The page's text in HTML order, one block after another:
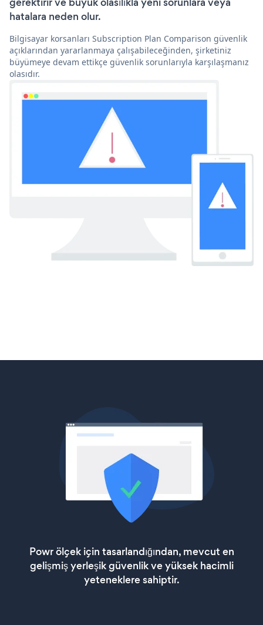
hatalara neden olur.
Bilgisayar korsanları Subscription Plan Comparison güvenlik
açıklarından yararlanmaya çalışabileceğinden, şirketiniz
büyümeye devam ettikçe güvenlik sorunlarıyla karşılaşmanız
olasıdır.
Powr ölçek için tasarlandığından, mevcut en
gelişmiş yerleşik güvenlik ve yüksek hacimli
yeteneklere sahiptir.